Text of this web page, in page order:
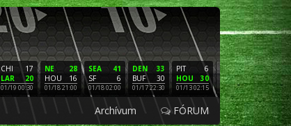
17
CHI
20
LAR
01/19 00:30
28
NE
16
HOU
01/18 21:00
41
SEA
6
SF
01/18 02:00
33
DEN
30
BUF
01/17 22:30
6
PIT
30
HOU
01/13 02:15
16
NE
3
LAC
01/12 02:00
PHI
SF
01/11
Archívum FÓRUM